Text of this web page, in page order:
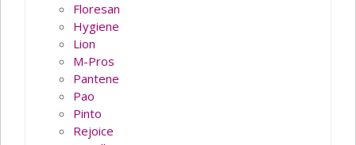
Floresan
Hygiene
Lion
M-Pros
Pantene
Pao
Pinto
Rejoice